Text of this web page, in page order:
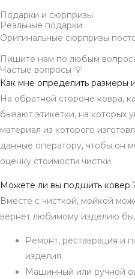
Подарки и сюрпризы
Реальные подарки
Оригинальные сюрпризы
Пишите нам по любым
Частые вопросы 💡
Как мне определить размеры
На обратной стороне ковра,
бывают этикетки, на которых
материал из которого
данные оператору, чтобы он
оценку стоимости чистки.
Можете ли вы подшить ковер
Вместе с чисткой, мойкой
вернет любимому изделию
Ремонт, реставрация и
изделия.
Машинный или ручной